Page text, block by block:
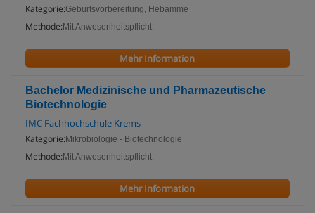
Kategorie:Geburtsvorbereitung, Hebamme
Methode: Mit Anwesenheitspflicht
Mehr Information
Bachelor Medizinische und Pharmazeutische
Biotechnologie
IMC Fachhochschule Krems
Kategorie: Mikrobiologie - Biotechnologie
Methode: Mit Anwesenheitspflicht
Mehr Information